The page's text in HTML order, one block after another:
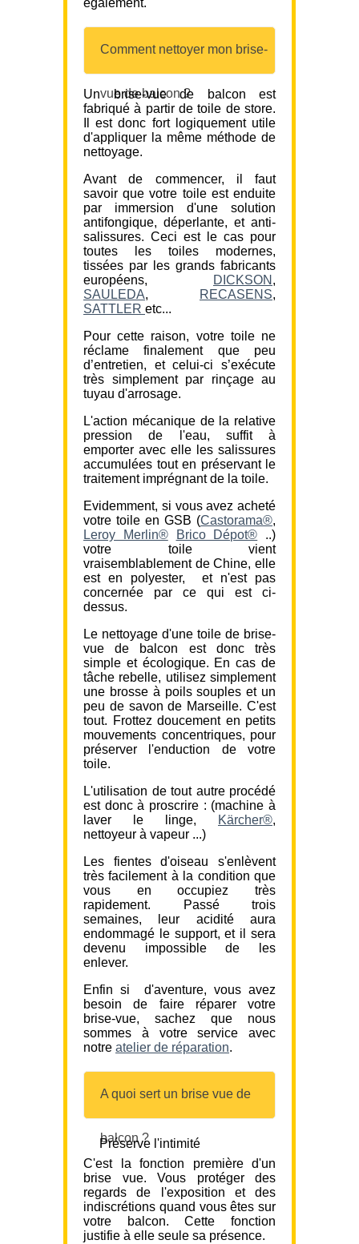
également.
Comment nettoyer mon brise-
vue de balcon ?
Un brise-vue de balcon est
fabriqué à partir de toile de store.
Il est donc fort logiquement utile
d'appliquer la même méthode de
nettoyage.
Avant de commencer, il faut
savoir que votre toile est enduite
par immersion d'une solution
antifongique, déperlante, et anti-
salissures. Ceci est le cas pour
toutes les toiles modernes,
tissées par les grands fabricants
européens,
DICKSON ,
SAULEDA, RECASENS,
SATTLER etc...
Pour cette raison, votre toile ne
réclame finalement que peu
d’entretien, et celui-ci s’exécute
très simplement par rinçage au
tuyau d'arrosage.
L'action mécanique de la relative
pression de l'eau, suffit à
emporter avec elle les salissures
accumulées tout en préservant le
traitement imprégnant de la toile.
Evidemment, si vous avez acheté
votre toile en GSB (Castorama®,
Leroy Merlin®
Brico Dépot® ..)
votre toile vient
vraisemblablement de Chine, elle
est en polyester, et n'est pas
concernée par ce qui est ci-
dessus.
Le nettoyage d'une toile de brise-
vue de balcon est donc très
simple et écologique. En cas de
tâche rebelle, utilisez simplement
une brosse à poils souples et un
peu de savon de Marseille. C'est
tout. Frottez doucement en petits
mouvements concentriques, pour
préserver l'enduction de votre
toile.
L'utilisation de tout autre procédé
est donc à proscrire : (machine à
laver le linge,
Kärcher®,
nettoyeur à vapeur ...)
Les fientes d'oiseau s'enlèvent
très facilement à la condition que
vous en occupiez très
rapidement. Passé trois
semaines, leur acidité aura
endommagé le support, et il sera
devenu impossible de les
enlever.
Enfin si d'aventure, vous avez
besoin de faire réparer votre
brise-vue, sachez que nous
sommes à votre service avec
notre atelier de réparation.
A quoi sert un brise vue de
balcon ?
Préserve l'intimité
C'est la fonction première d'un
brise vue. Vous protéger des
regards de l'exposition et des
indiscrétions quand vous êtes sur
votre balcon. Cette fonction
justifie à elle seule sa présence.